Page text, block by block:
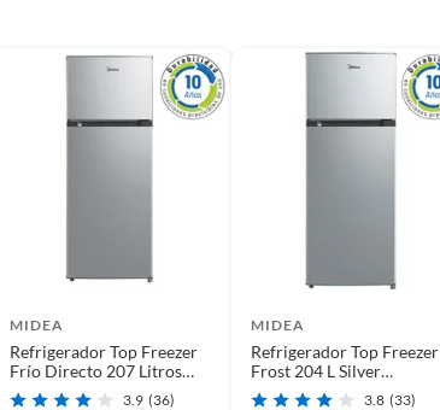
MIDEA
Refrigerador Top Freezer
Frío Directo 207 Litros
Inox MDRT294FGE50
3.9 (36)
MIDEA
Refrigerador Top Freezer
Frost 204 L Silver
MDRT294FGE50 Midea
3.8 (33)